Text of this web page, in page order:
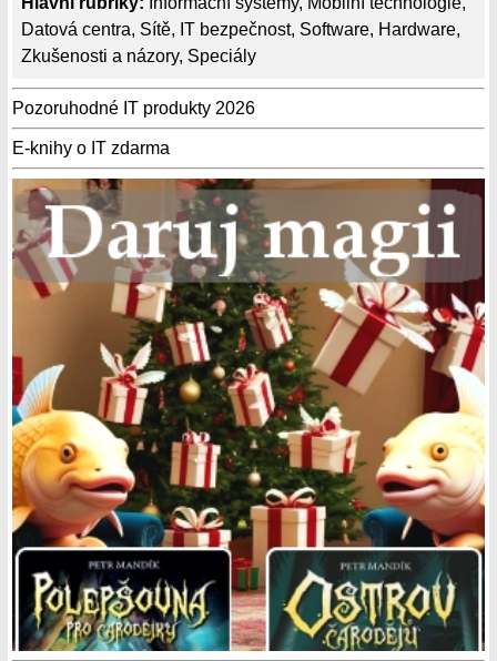
Datová centra, Sítě, IT bezpečnost, Software, Hardware,
Zkušenosti a názory, Speciály
Pozoruhodné IT produkty 2026
E-knihy o IT zdarma